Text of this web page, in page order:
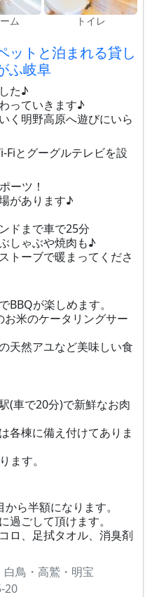
ム トイレ
ットと泊まれる貸し
ふ岐阜
た♪
っていきます♪
く明野高原へ遊びにいら
Fiとグーグルテレビを設
ーツ！
があります♪
ドまで車で25分
しゃぶや焼肉も♪
トーブで暖まってくださ
BBQが楽しめます。
米のケータリングサー
天然アユなど美味しい食
(車で20分)で新鮮なお肉
各棟に備え付けてありま
ます。
ら半額になります。
過ごして頂けます。
ロ、足拭タオル、消臭剤
鳥・高鷲・明宝
20